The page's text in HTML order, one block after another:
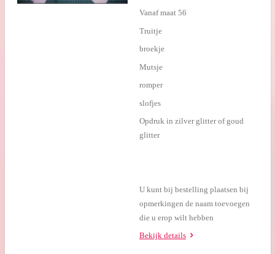
Vanaf maat 56
Truitje
broekje
Mutsje
romper
slofjes
Opdruk in zilver glitter of goud
glitter
U kunt bij bestelling plaatsen bij
opmerkingen de naam toevoegen
die u erop wilt hebben
Bekijk details